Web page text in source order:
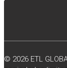
© 2026 ETL